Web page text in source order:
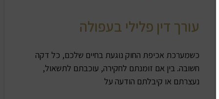
עורך דין פלילי בעפולה
כשמערכת אכיפת החוק נוגעת בחיים שלכם, כל דקה
חשובה. בין אם זומנתם לחקירה, עוכבתם לתשאול,
נעצרתם או קיבלתם הודעה על